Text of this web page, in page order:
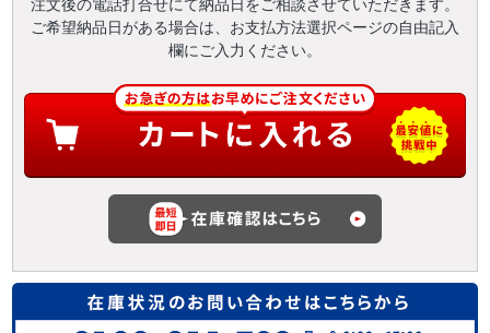
注文後の電話打合せにて納品日をご相談させていただきます。
ご希望納品日がある場合は、お支払方法選択ページの自由記入
欄にご入力ください。